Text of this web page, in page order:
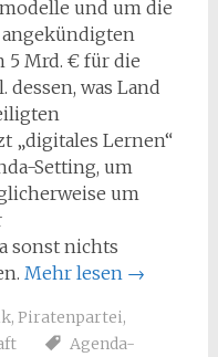
und um die
Mrd. € für die
dessen, was Land
„digitales Lernen“
Setting, um
um
sonst nichts
Mehr lesen →
, Piratenpartei,
Agenda-